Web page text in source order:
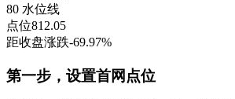
80 水位线
点位812.05
距收盘涨跌-69.97%
第一步，设置首网点位